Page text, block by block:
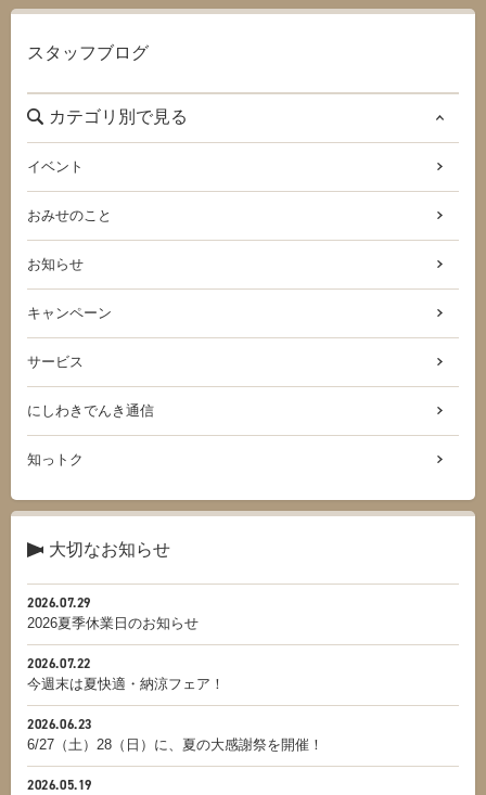
スタッフブログ
カテゴリ別で見る
イベント
おみせのこと
お知らせ
キャンペーン
サービス
にしわきでんき通信
知っトク
大切なお知らせ
2026.07.29
2026夏季休業日のお知らせ
2026.07.22
今週末は夏快適・納涼フェア！
2026.06.23
6/27（土）28（日）に、夏の大感謝祭を開催！
2026.05.19